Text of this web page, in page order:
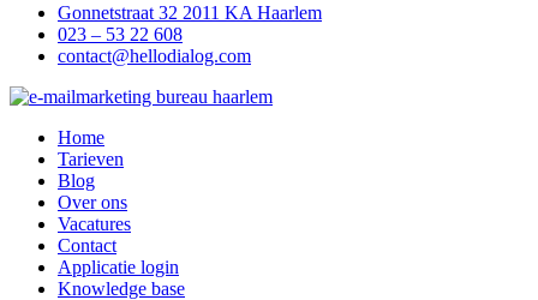
Gonnetstraat 32 2011 KA Haarlem
023 – 53 22 608
contact@hellodialog.com
Home
Tarieven
Blog
Over ons
Vacatures
Contact
Applicatie login
Knowledge base